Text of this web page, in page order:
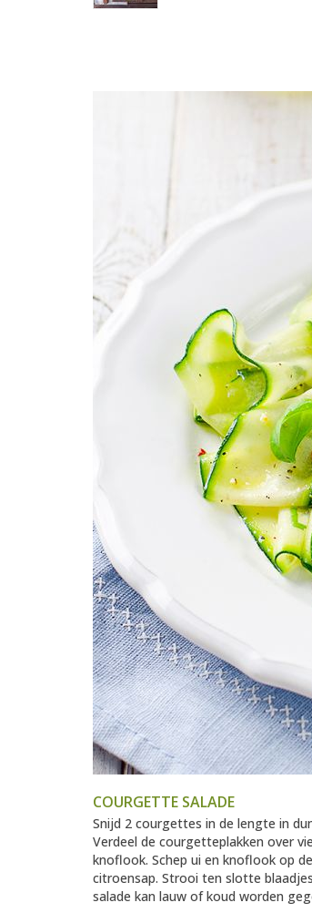
COURGETTE SALADE
Snijd 2 courgettes in de lengte in
Verdeel de courgetteplakken over
knoflook. Schep ui en knoflook op
citroensap. Strooi ten slotte
salade kan lauw of koud worden